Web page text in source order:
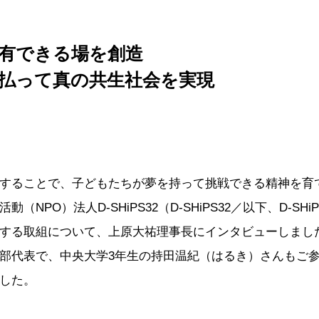
できる場を創造
って真の共生社会を実現
ることで、子どもたちが夢を持って挑戦できる精神を
動（NPO）法人D-SHiPS32（D-SHiPS32／以下、D-
る取組について、上原大祐理事長にインタビューしま
代表で、中央大学3年生の持田温紀（はるき）さんもご
た。